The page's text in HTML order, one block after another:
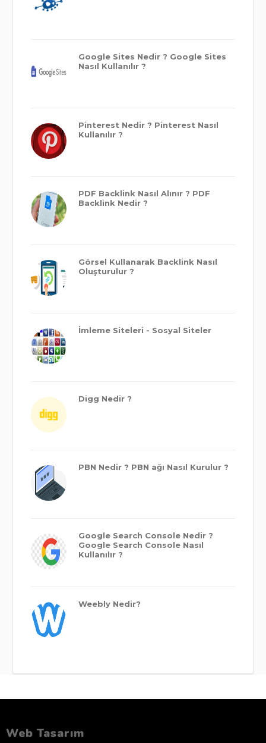
Google Sites Nedir ? Google Sites
Nasıl Kullanılır ?
Pinterest Nedir ? Pinterest Nasıl
Kullanılır ?
PDF Backlink Nasıl Alınır ? PDF
Backlink Nedir ?
Görsel Kullanarak Backlink Nasıl
Oluşturulur ?
İmleme Siteleri - Sosyal Siteler
Digg Nedir ?
PBN Nedir ? PBN ağı Nasıl Kurulur ?
Google Search Console Nedir ?
Google Search Console Nasıl
Kullanılır ?
Weebly Nedir?
Web Tasarım